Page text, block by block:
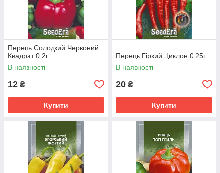
Перець Солодкий Червоний
Квадрат 0.2г
В наявності
12 ₴
Купити
Перець Гіркий Циклон 0.25г
В наявності
20 ₴
Купити